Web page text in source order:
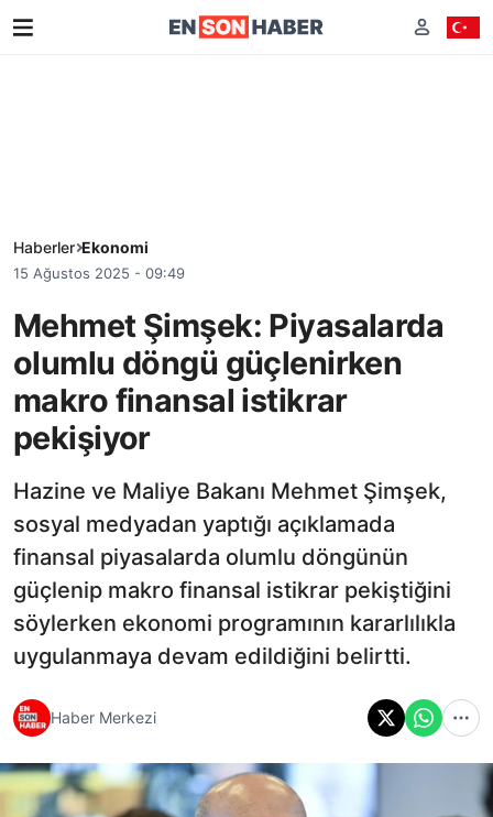
Haberler Ekonomi
15 Ağustos 2025 - 09:49
Mehmet Şimşek: Piyasalarda
olumlu döngü güçlenirken
makro finansal istikrar
pekişiyor
Hazine ve Maliye Bakanı Mehmet Şimşek,
sosyal medyadan yaptığı açıklamada
finansal piyasalarda olumlu döngünün
güçlenip makro finansal istikrar pekiştiğini
söylerken ekonomi programının kararlılıkla
uygulanmaya devam edildiğini belirtti.
Haber Merkezi